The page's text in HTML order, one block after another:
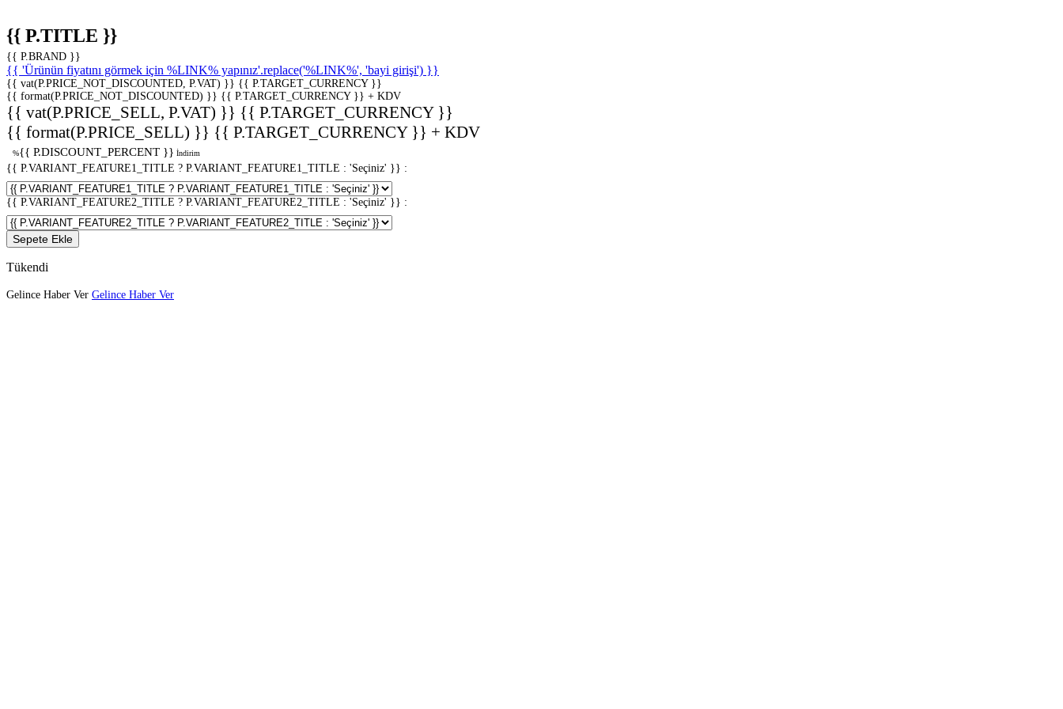
{{ P.TITLE }}
{{ P.BRAND }}
{{ 'Ürünün fiyatını görmek için %LINK% yapınız'.replace('%LINK%', 'bayi girişi') }}
{{ vat(P.PRICE_NOT_DISCOUNTED, P.VAT) }} {{ P.TARGET_CURRENCY }}
{{ format(P.PRICE_NOT_DISCOUNTED) }} {{ P.TARGET_CURRENCY }} + KDV
{{ vat(P.PRICE_SELL, P.VAT) }} {{ P.TARGET_CURRENCY }}
{{ format(P.PRICE_SELL) }} {{ P.TARGET_CURRENCY }} + KDV
%{{ P.DISCOUNT_PERCENT }} İndirim
{{ P.VARIANT_FEATURE1_TITLE ? P.VARIANT_FEATURE1_TITLE : 'Seçiniz' }} :
{{ P.VARIANT_FEATURE2_TITLE ? P.VARIANT_FEATURE2_TITLE : 'Seçiniz' }} :
Sepete Ekle
Tükendi
Gelince Haber Ver Gelince Haber Ver